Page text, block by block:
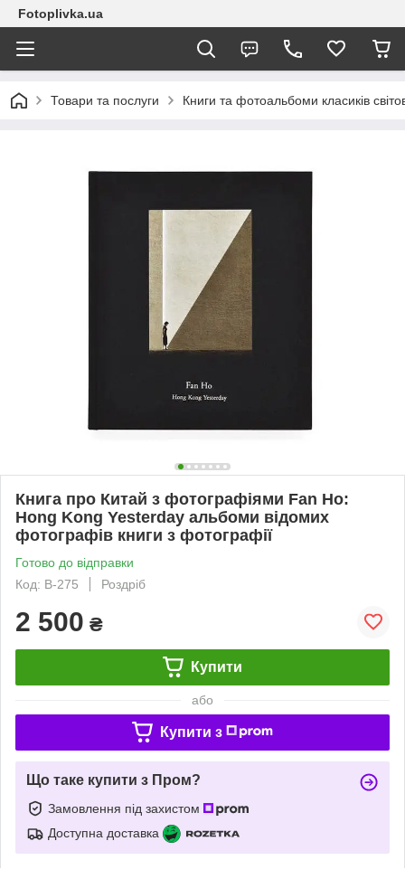
Fotoplivka.ua
Товари та послуги Книги та фотоальбоми класиків
Книга про Китай з фотографіями Fan Ho:
Hong Kong Yesterday альбоми відомих
фотографів книги з фотографії
Готово до відправки
Код: B-275
Роздріб
2 500 ₴
Купити
або
Купити з
Що таке купити з Пром?
Замовлення під захистом
Доступна доставка